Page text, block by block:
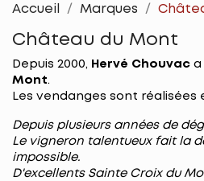
Accueil Marques
Château du Mont
Depuis 2000, Hervé Chouvac a
Mont.
Les vendanges sont réalisées
Depuis plusieurs années de
Le vigneron talentueux fait la
impossible.
D'excellents Sainte Croix du